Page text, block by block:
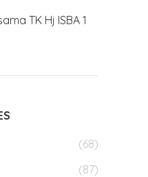
TK Hj ISBA 1
(68)
(87)